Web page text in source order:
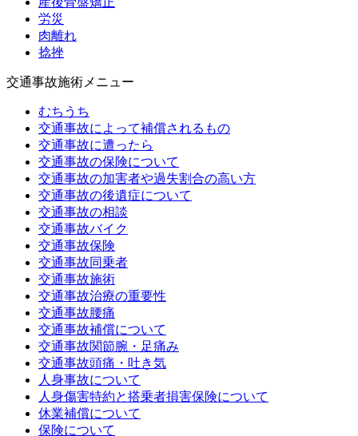
労災
肉離れ
捻挫
交通事故施術メニュー
むちうち
交通事故によって補償されるもの
交通事故に遭ったら
交通事故の保険について
交通事故の加害者や過失割合の高い方
交通事故の後遺症について
交通事故の相談
交通事故バイク
交通事故保険
交通事故同乗者
交通事故施術
交通事故治療の重要性
交通事故腰痛
交通事故補償について
交通事故関節腕・足痛み
交通事故頭痛・吐き気
人身事故について
人身傷害特約と搭乗者損害保険について
休業補償について
保険について